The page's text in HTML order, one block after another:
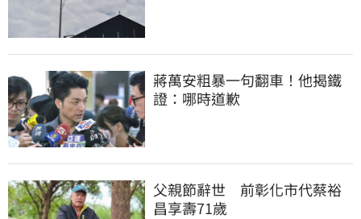
蔣萬安粗暴一句翻車！他揭鐵
證：哪時道歉
父親節辭世　前彰化市代蔡裕
昌享壽71歲